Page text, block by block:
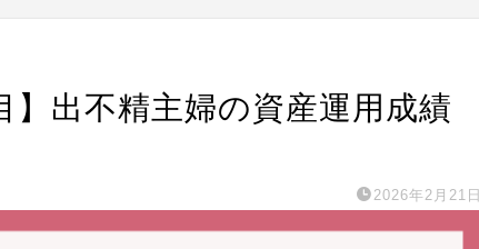
】出不精主婦の資産運用成績
2026年2月21日